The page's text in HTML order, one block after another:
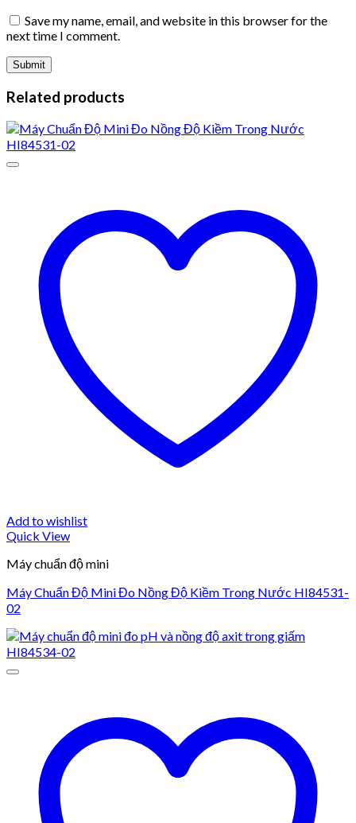
Save my name, email, and website in this browser for the
next time I comment.
Related products
Add to wishlist
Quick View
Máy chuẩn độ mini
Máy Chuẩn Độ Mini Đo Nồng Độ Kiềm Trong Nước HI84531-
02